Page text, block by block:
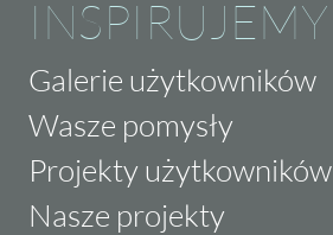
INSPIRUJEMY
Galerie użytkowników
Wasze pomysły
Projekty użytkowników
Nasze projekty